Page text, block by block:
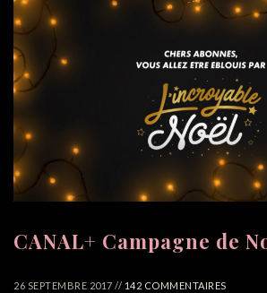
CANAL+ Campagne de
26 SEPTEMBRE 2017 // 142 COMMENTAIRES